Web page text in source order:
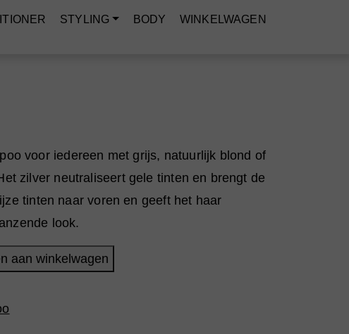
STYLING BODY WINKELWAGEN
voor iedereen met grijs, natuurlijk blond of
zilver neutraliseert gele tinten en brengt de
tinten naar voren en geeft het haar
look.
aan winkelwagen